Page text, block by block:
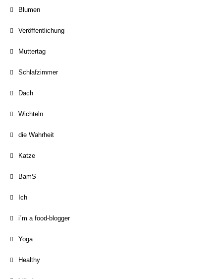
Blumen
Veröffentlichung
Muttertag
Schlafzimmer
Dach
Wichteln
die Wahrheit
Katze
BamS
Ich
i´m a food-blogger
Yoga
Healthy